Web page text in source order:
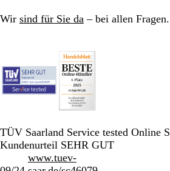
Wir sind für Sie da – bei allen Fragen.
TÜV Saarland Service tested Online
Kundenurteil SEHR GUT
www.tuev-